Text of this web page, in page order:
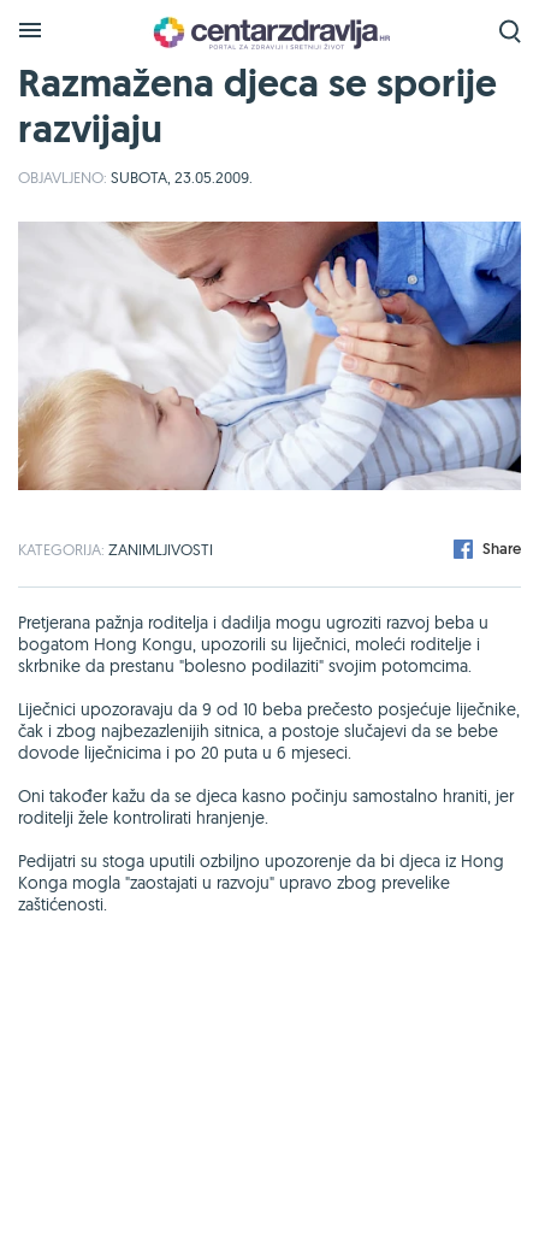
Razmažena djeca se sporije
razvijaju
OBJAVLJENO: SUBOTA, 23.05.2009.
KATEGORIJA: ZANIMLJIVOSTI Share
Pretjerana pažnja roditelja i dadilja mogu ugroziti razvoj beba u
bogatom Hong Kongu, upozorili su liječnici, moleći roditelje i
skrbnike da prestanu "bolesno podilaziti" svojim potomcima.
Liječnici upozoravaju da 9 od 10 beba prečesto posjećuje liječnike,
čak i zbog najbezazlenijih sitnica, a postoje slučajevi da se bebe
dovode liječnicima i po 20 puta u 6 mjeseci.
Oni također kažu da se djeca kasno počinju samostalno hraniti, jer
roditelji žele kontrolirati hranjenje.
Pedijatri su stoga uputili ozbiljno upozorenje da bi djeca iz Hong
Konga mogla "zaostajati u razvoju" upravo zbog prevelike
zaštićenosti.